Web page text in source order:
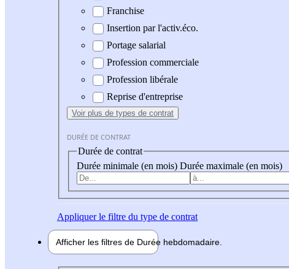
Franchise
Insertion par l'activ.éco.
Portage salarial
Profession commerciale
Profession libérale
Reprise d'entreprise
Voir plus de types de contrat
DURÉE DE CONTRAT
Durée de contrat
Durée minimale (en mois) Durée maximale (en mois)
Appliquerle filtre du type de contrat
Afficher les filtres de Durée hebdomadaire